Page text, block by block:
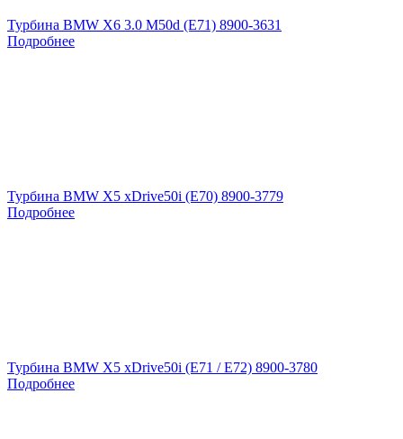
Турбина BMW X6 3.0 M50d (E71) 8900-3631
Подробнее
Турбина BMW X5 xDrive50i (E70) 8900-3779
Подробнее
Турбина BMW X5 xDrive50i (E71 / E72) 8900-3780
Подробнее